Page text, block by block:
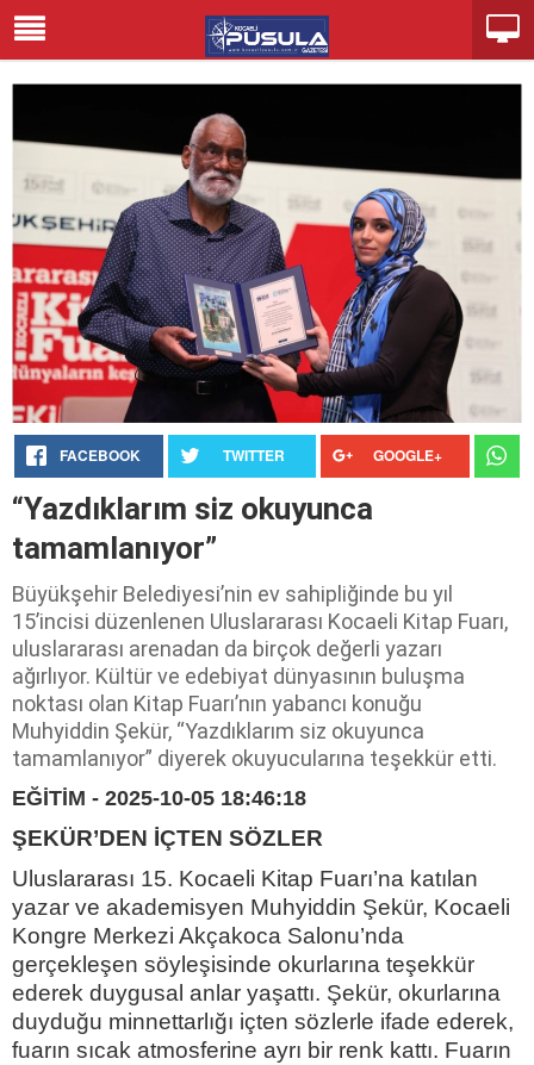
FACEBOOK TWITTER GOOGLE+
“Yazdıklarım siz okuyunca
tamamlanıyor”
Büyükşehir Belediyesi’nin ev sahipliğinde bu yıl
15’incisi düzenlenen Uluslararası Kocaeli Kitap Fuarı,
uluslararası arenadan da birçok değerli yazarı
ağırlıyor. Kültür ve edebiyat dünyasının buluşma
noktası olan Kitap Fuarı’nın yabancı konuğu
Muhyiddin Şekür, “Yazdıklarım siz okuyunca
tamamlanıyor” diyerek okuyucularına teşekkür etti.
EĞİTİM - 2025-10-05 18:46:18
ŞEKÜR’DEN İÇTEN SÖZLER
Uluslararası 15. Kocaeli Kitap Fuarı’na katılan
yazar ve akademisyen Muhyiddin Şekür, Kocaeli
Kongre Merkezi Akçakoca Salonu’nda
gerçekleşen söyleşisinde okurlarına teşekkür
ederek duygusal anlar yaşattı. Şekür, okurlarına
duyduğu minnettarlığı içten sözlerle ifade ederek,
fuarın sıcak atmosferine ayrı bir renk kattı. Fuarın